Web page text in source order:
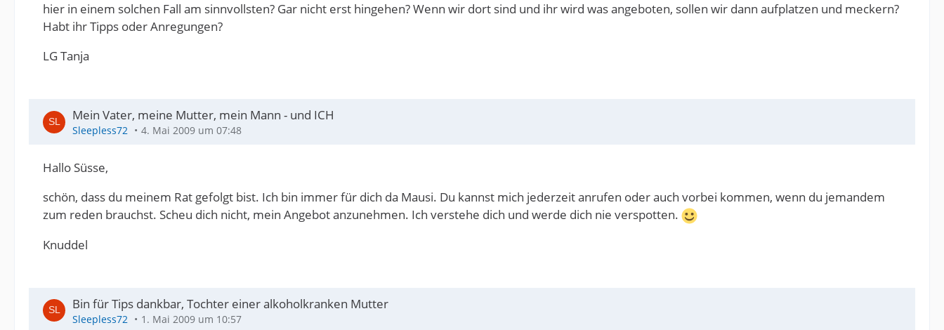
hier in einem solchen Fall am sinnvollsten? Gar nicht erst hingehen? Wenn wir dort sind und ihr wird was angeboten, sollen wir dann aufplatzen und meckern?
Habt ihr Tipps oder Anregungen?
LG Tanja
Mein Vater, meine Mutter, mein Mann - und ICH
Sleepless72 4. Mai 2009 um 07:48
Hallo Süsse,
schön, dass du meinem Rat gefolgt bist. Ich bin immer für dich da Mausi. Du kannst mich jederzeit anrufen oder auch vorbei kommen, wenn du jemandem
zum reden brauchst. Scheu dich nicht, mein Angebot anzunehmen. Ich verstehe dich und werde dich nie verspotten.
Knuddel
Bin für Tips dankbar, Tochter einer alkoholkranken Mutter
Sleepless72 1. Mai 2009 um 10:57